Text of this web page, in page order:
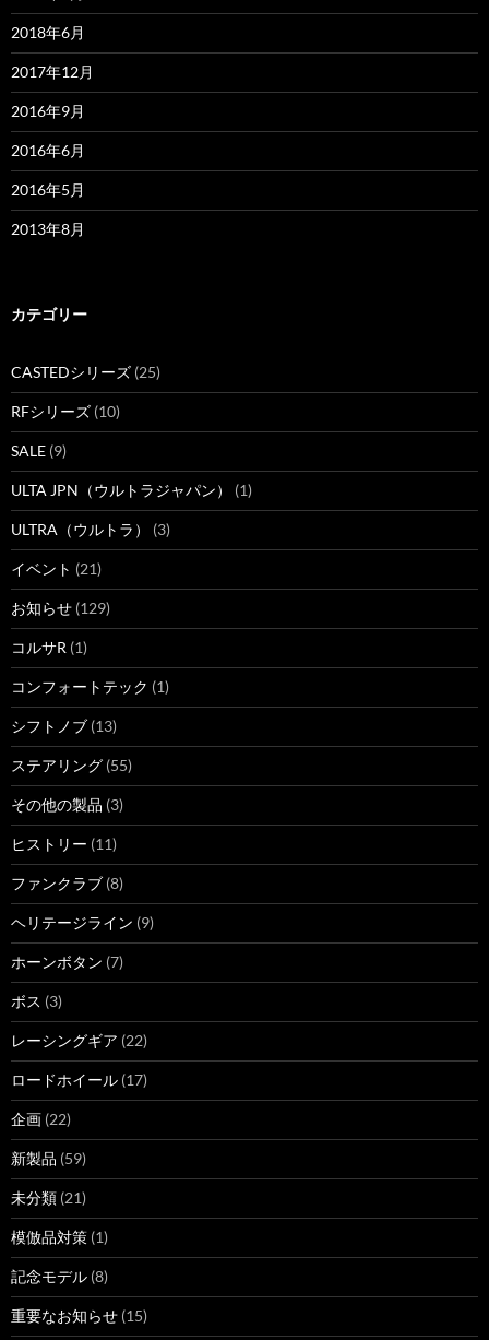
2018年6月
2017年12月
2016年9月
2016年6月
2016年5月
2013年8月
カテゴリー
CASTEDシリーズ (25)
RFシリーズ (10)
SALE (9)
ULTA JPN（ウルトラジャパン） (1)
ULTRA（ウルトラ） (3)
イベント (21)
お知らせ (129)
コルサR (1)
コンフォートテック (1)
シフトノブ (13)
ステアリング (55)
その他の製品 (3)
ヒストリー (11)
ファンクラブ (8)
ヘリテージライン (9)
ホーンボタン (7)
ボス (3)
レーシングギア (22)
ロードホイール (17)
企画 (22)
新製品 (59)
未分類 (21)
模倣品対策 (1)
記念モデル (8)
重要なお知らせ (15)